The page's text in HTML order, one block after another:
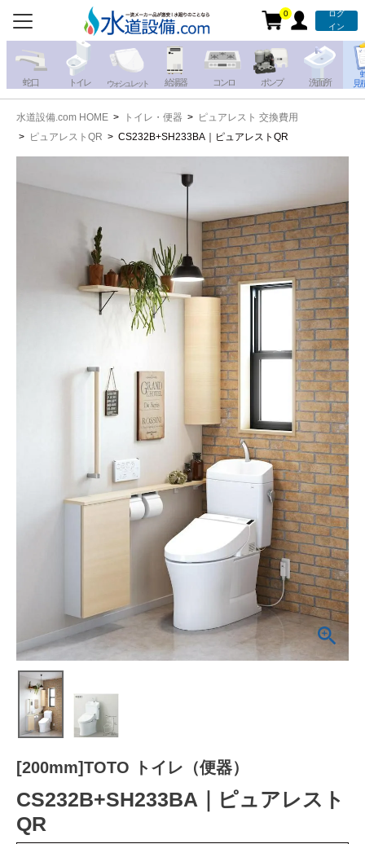
0
ログ
イン
蛇 口 トイレ ウォシュレット 給湯器 コンロ ポンプ 洗面所
見
お電話での注文・お見積も
承っております!!
携帯電話から
iPhone・iPadから
お問い合わせ
トイレ
ト
蛇口（水栓）の交換はこちら
ウォシュレットなどの交換はこちら
給湯器の交換はこちら
ガスコンロの交換はこちら
工事について
工事エリア
トイレ見積もりフォーム
水道設備.com HOME トイレ・便器
ピュアレスト 交換費用
ピュアレストQR
CS232B+SH233BA｜ピュアレストQR
[200mm]TOTO トイレ（便器）
CS232B+SH233BA｜ピュアレスト
QR